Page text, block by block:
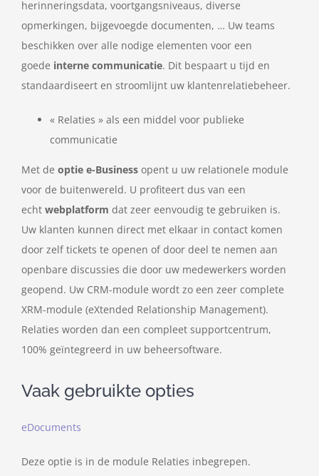
herinneringsdata, voortgangsniveaus, diverse
opmerkingen, bijgevoegde documenten, … Uw teams
beschikken over alle nodige elementen voor een
goede interne communicatie. Dit bespaart u tijd en
standaardiseert en stroomlijnt uw klantenrelatiebeheer.
« Relaties » als een middel voor publieke
communicatie
Met de optie e-Business opent u uw relationele module
voor de buitenwereld. U profiteert dus van een
echt webplatform dat zeer eenvoudig te gebruiken is.
Uw klanten kunnen direct met elkaar in contact komen
door zelf tickets te openen of door deel te nemen aan
openbare discussies die door uw medewerkers worden
geopend. Uw CRM-module wordt zo een zeer complete
XRM-module (eXtended Relationship Management).
Relaties worden dan een compleet supportcentrum,
100% geïntegreerd in uw beheersoftware.
Vaak gebruikte opties
eDocuments
Deze optie is in de module Relaties inbegrepen.